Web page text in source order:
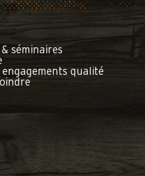
séminaires
engagements qualité